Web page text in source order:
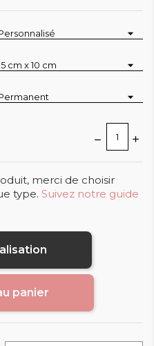
merci de choisir
type. Suivez notre guide
panier